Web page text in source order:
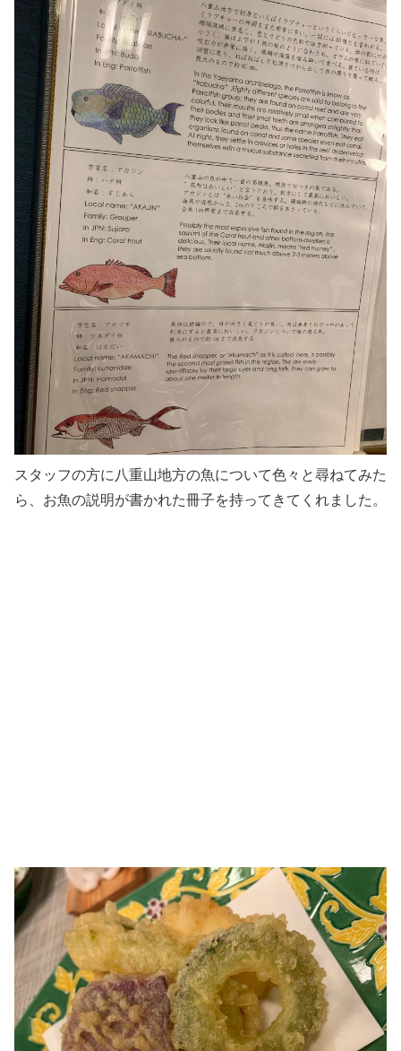
スタッフの方に八重山地方の魚について色々と尋ねてみた
ら、お魚の説明が書かれた冊子を持ってきてくれました。